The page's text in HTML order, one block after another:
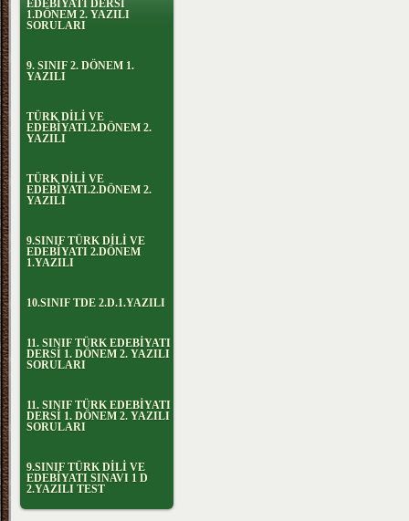
EDEBİYATI DERSİ
1.DÖNEM 2. YAZILI
SORULARI
9. SINIF 2. DÖNEM 1.
YAZILI
TÜRK DİLİ VE
EDEBİYATI.2.DÖNEM 2.
YAZILI
TÜRK DİLİ VE
EDEBİYATI.2.DÖNEM 2.
YAZILI
9.SINIF TÜRK DİLİ VE
EDEBİYATI 2.DÖNEM
1.YAZILI
10.SINIF TDE 2.D.1.YAZILI
11. SINIF TÜRK EDEBİYATI
DERSİ 1. DÖNEM 2. YAZILI
SORULARI
11. SINIF TÜRK EDEBİYATI
DERSİ 1. DÖNEM 2. YAZILI
SORULARI
9.SINIF TÜRK DİLİ VE
EDEBİYATI SINAVI 1 D
2.YAZILI TEST